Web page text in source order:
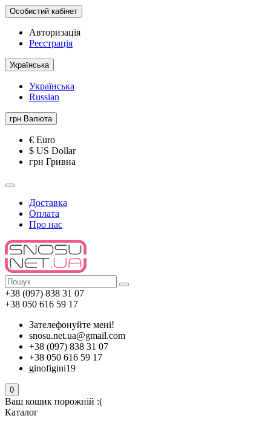
Особистий кабінет
Авторизація
Реєстрація
Українська
Українська
Russian
грн Валюта
€ Euro
$ US Dollar
грн Гривна
Доставка
Оплата
Про нас
+38 (097) 838 31 07
+38 050 616 59 17
Зателефонуйте мені!
snosu.net.ua@gmail.com
+38 (097) 838 31 07
+38 050 616 59 17
ginofigini19
0
Ваш кошик порожній :(
Каталог